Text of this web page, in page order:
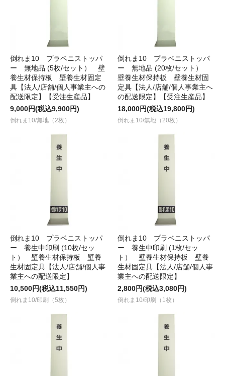
倒れま10 プラベニストッパ
ー 無地品 (5枚/セット） 壁
養生材保持板 壁養生材固定
具【法人/店舗/個人事業主への
配送限定】【受注生産品】
9,000円(税込9,900円)
倒れま10/無地（2枚）
倒れま10 プラベニストッパ
ー 無地品 (20枚/セット）
壁養生材保持板 壁養生材固
定具【法人/店舗/個人事業主へ
の配送限定】【受注生産品】
18,000円(税込19,800円)
倒れま10/無地（20枚）
倒れま10 プラベニストッパ
ー 養生中印刷 (10枚/セッ
ト） 壁養生材保持板 壁養
生材固定具【法人/店舗/個人事
業主への配送限定】
10,500円(税込11,550円)
倒れま10/印刷（5枚）
倒れま10 プラベニストッパ
ー 養生中印刷 (1枚/セッ
ト） 壁養生材保持板 壁養
生材固定具【法人/店舗/個人事
業主への配送限定】
2,800円(税込3,080円)
倒れま10/印刷（1枚）